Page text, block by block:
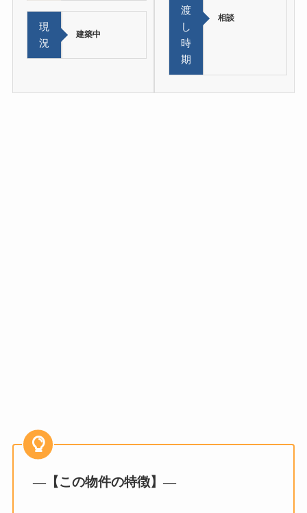
現
況
建築中
渡
し
時
期
相談
—【この物件の特徴】—